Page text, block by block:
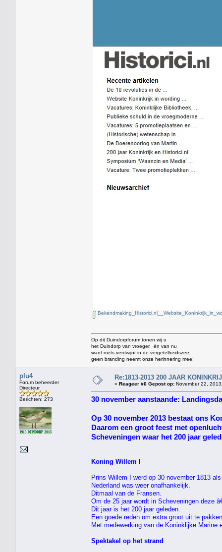
Op dit Duindorpforum tonen wij u
het Duindorp van vroeger, én van nu
want niets verdwijnt in de vergetelheidszee,
geen branding neemt onze herinnering mee!
plu4
Forum beheerder
Directeur
Berichten: 273
Re:1813-2013 200 JAAR
« Reageer #6 Gepost op: November 22,
30 november aanstaande:
Op 30 november 2013 bestaat ons
Daarom een groot feest met
Scheveningen waar het 200 jaar
Koning Willem I
Prins Willem I werd op 30 november 1813
Nederland was weer onafhankelijk.
Ditmaal van de Fransen.
Om de 25 jaar wordt in Scheveningen deze
Dit jaar is het 200 jaar geleden.
Een goede reden om extra groot uit te
Met medewerking van de Koninklijke Marine
Spektakel op het strand